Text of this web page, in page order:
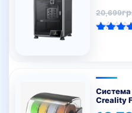
20,699
ціна:
Поточна
ціна:
Система
Creality